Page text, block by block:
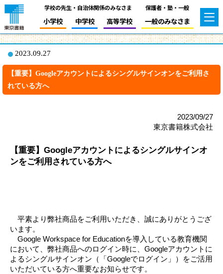
学校の先生・自治体関係のみなさま
小学校 中学校 高等学校
保護者・塾・一般
一般のみなさま
2023.09.27
【重要】Googleアカウントによるシングルサインオンをご利用さ
れている方へ
2023/09/27
東京書籍株式会社
【重要】Googleアカウントによるシングルサインオ
ンをご利用されている方へ
平素より弊社商品をご利用いただき、誠にありがとうござ
います。
Google Workspace for Educationを導入している教育機関
において、弊社商品へのログイン時に、Googleアカウントに
よるシングルサインオン（「Googleでログイン」）をご活用
いただいている方へ重要なお知らせです。